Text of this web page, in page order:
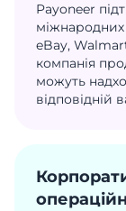
Payoneer
eBay,
компанія
можуть
відповідній